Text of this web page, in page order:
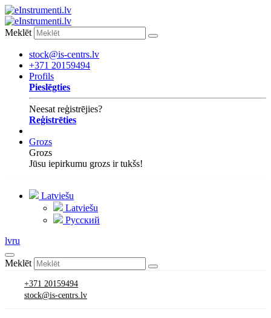
Meklēt
stock@is-centrs.lv
+371 20159494
Profils
Pieslēgties
Neesat reģistrējies?
Reģistrēties
Grozs
Grozs
Jūsu iepirkumu grozs ir tukšs!
Latviešu
Latviešu
Русский
lvru
Meklēt
+371 20159494
stock@is-centrs.lv